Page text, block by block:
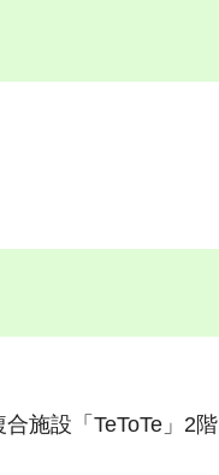
施設「TeToTe」2階